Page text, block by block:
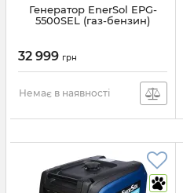
Генератор EnerSol EPG-
5500SEL (газ-бензин)
32 999 грн
Немає в наявності